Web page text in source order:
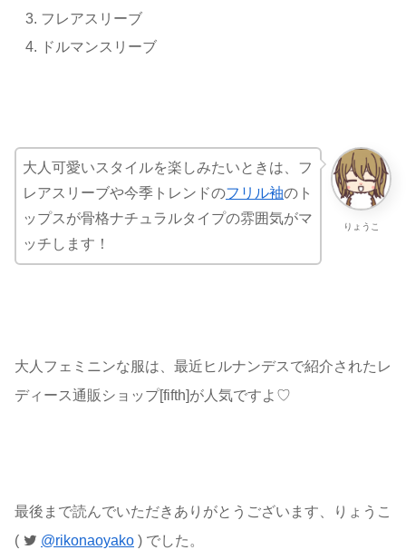
フレアスリーブ
ドルマンスリーブ
りょうこ
大人可愛いスタイルを楽しみたいときは、フ
レアスリーブや今季トレンドのフリル袖のト
ップスが骨格ナチュラルタイプの雰囲気がマ
ッチします！
大人フェミニンな服は、最近ヒルナンデスで紹介されたレ
ディース通販ショップ[fifth]が人気ですよ♡
最後まで読んでいただきありがとうございます、りょうこ
(
@rikonaoyako ) でした。